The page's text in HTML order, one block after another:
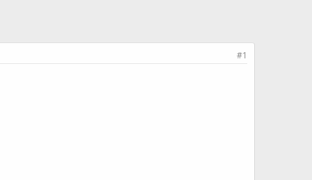
#1